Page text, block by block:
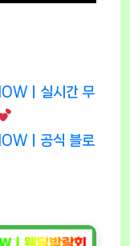
ㅣ실시간 무
ㅣ공식 블로